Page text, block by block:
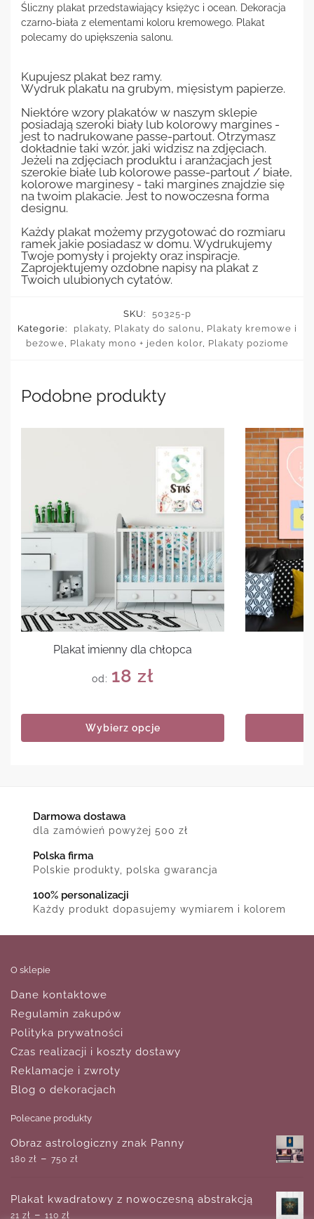
Śliczny plakat przedstawiający księżyc i ocean. Dekoracja
czarno-biała z elementami koloru kremowego. Plakat
polecamy do upiększenia salonu.
Kupujesz plakat bez ramy.
Wydruk plakatu na grubym, mięsistym papierze.
Niektóre wzory plakatów w naszym sklepie
posiadają szeroki biały lub kolorowy margines -
jest to nadrukowane passe-partout. Otrzymasz
dokładnie taki wzór, jaki widzisz na zdjęciach.
Jeżeli na zdjęciach produktu i aranżacjach jest
szerokie białe lub kolorowe passe-partout / białe,
kolorowe marginesy - taki margines znajdzie się
na twoim plakacie. Jest to nowoczesna forma
designu.
Każdy plakat możemy przygotować do rozmiaru
ramek jakie posiadasz w domu. Wydrukujemy
Twoje pomysły i projekty oraz inspiracje.
Zaprojektujemy ozdobne napisy na plakat z
Twoich ulubionych cytatów.
SKU:
50325-p
Kategorie:
plakaty, Plakaty do salonu , Plakaty kremowe i
beżowe, Plakaty mono + jeden kolor, Plakaty poziome
Podobne produkty
Plakat imienny dla chłopca
od: 18 zł
Wybierz opcje
Darmowa dostawa
dla zamówień powyżej 500 zł
Polska firma
Polskie produkty, polska gwarancja
100% personalizacji
Każdy produkt dopasujemy wymiarem i kolorem
O sklepie
Dane kontaktowe
Regulamin zakupów
Polityka prywatności
Czas realizacji i koszty dostawy
Reklamacje i zwroty
Blog o dekoracjach
Polecane produkty
Obraz astrologiczny znak Panny
180 zł – 750 zł
Plakat kwadratowy z nowoczesną abstrakcją
21 zł – 110 zł